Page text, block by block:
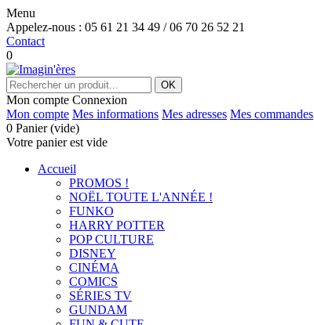
Menu
Appelez-nous : 05 61 21 34 49 / 06 70 26 52 21
Contact
0
OK
Mon compte Connexion
Mon compte Mes informations Mes adresses Mes commandes
0 Panier (vide)
Votre panier est vide
Accueil
PROMOS !
NOËL TOUTE L'ANNÉE !
FUNKO
HARRY POTTER
POP CULTURE
DISNEY
CINÉMA
COMICS
SÉRIES TV
GUNDAM